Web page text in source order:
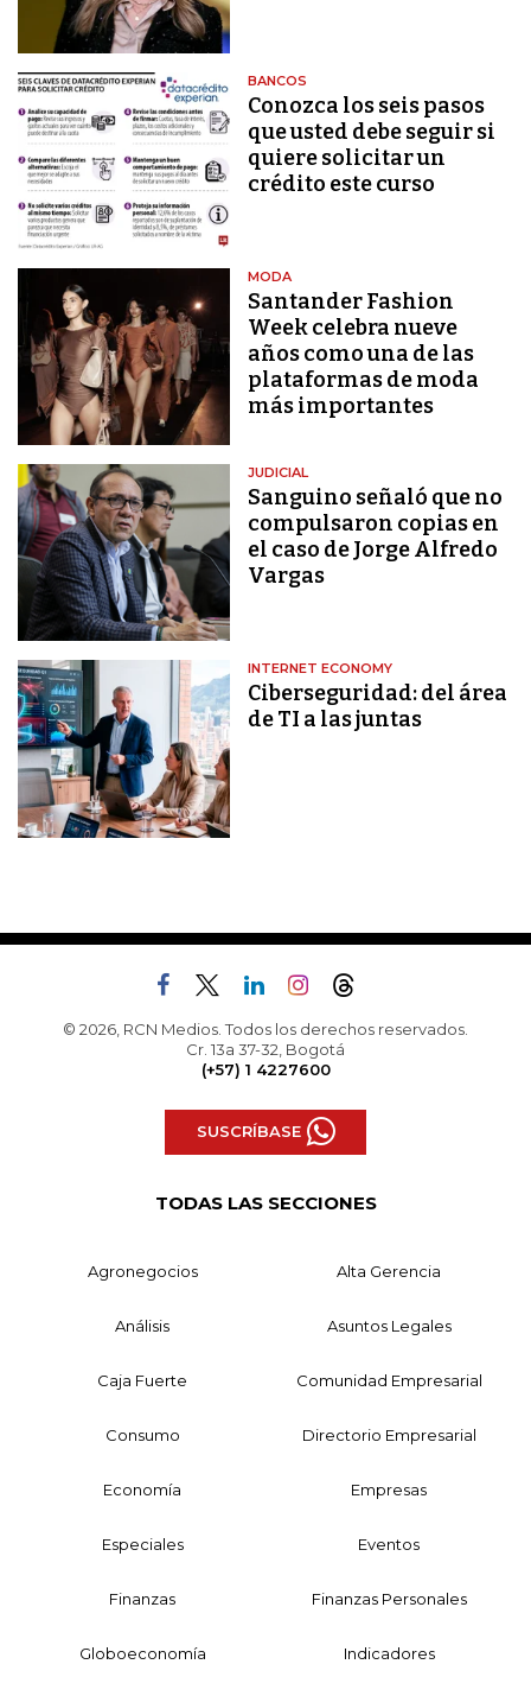
BANCOS
Conozca los seis pasos
que usted debe seguir si
quiere solicitar un
crédito este curso
MODA
Santander Fashion
Week celebra nueve
años como una de las
plataformas de moda
más importantes
JUDICIAL
Sanguino señaló que no
compulsaron copias en
el caso de Jorge Alfredo
Vargas
INTERNET ECONOMY
Ciberseguridad: del área
de TI a las juntas
© 2026, RCN Medios. Todos los derechos reservados.
Cr. 13a 37-32, Bogotá
(+57) 1 4227600
SUSCRÍBASE
TODAS LAS SECCIONES
Agronegocios Alta Gerencia
Análisis Asuntos Legales
Caja Fuerte Comunidad Empresarial
Consumo Directorio Empresarial
Economía Empresas
Especiales Eventos
Finanzas Finanzas Personales
Globoeconomía Indicadores